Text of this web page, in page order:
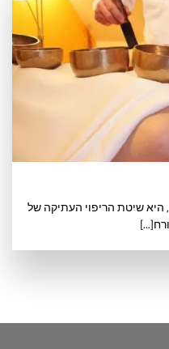
היא שיטת הריפוי העתיקה של